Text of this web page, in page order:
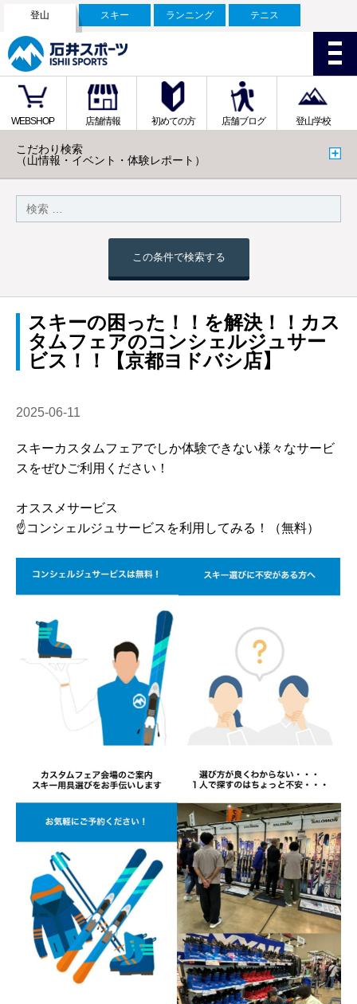
登山 スキー ランニング テニス
WEBSHOP 店舗情報 初めての方 店舗ブログ 登山学校
こだわり検索
（山情報・イベント・体験レポート）
この条件で検索する
スキーの困った！！を解決！！カス
タムフェアのコンシェルジュサー
ビス！！【京都ヨドバシ店】
2025-06-11
スキーカスタムフェアでしか体験できない様々なサービ
スをぜひご利用ください！
オススメサービス
☝️コンシェルジュサービスを利用してみる！（無料）